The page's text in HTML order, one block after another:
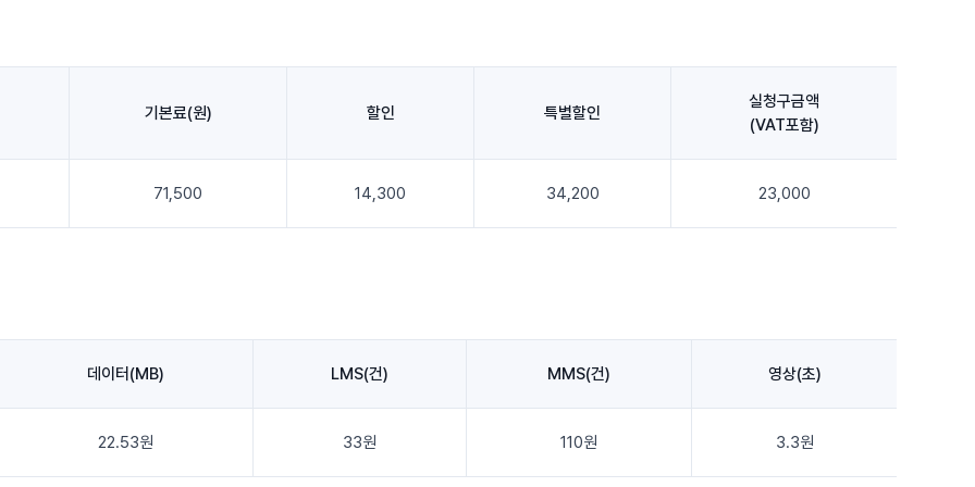
기본료(원) 할인 특별할인
실청구금액
(VAT포함)
71,500 14,300 34,200 23,000
데이터(MB) LMS(건) MMS(건) 영상(초)
22.53원 33원 110원 3.3원